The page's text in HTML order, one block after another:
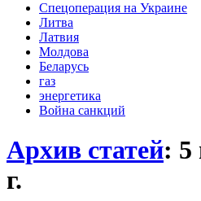
Спецоперация на Украине
Литва
Латвия
Молдова
Беларусь
газ
энергетика
Война санкций
Архив статей: 5
г.